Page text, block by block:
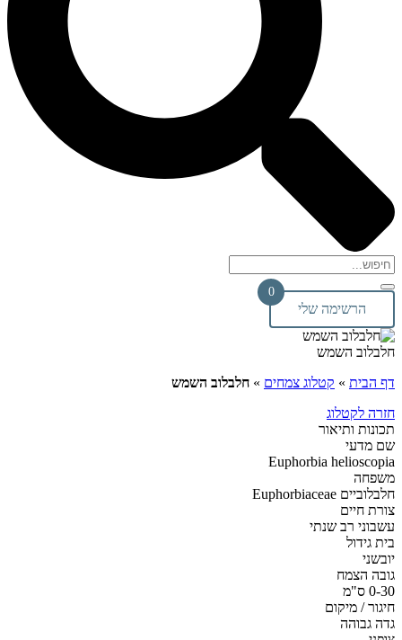
הרשימה שלי
0
חלבלוב השמש
דף הבית » קטלוג צמחים » חלבלוב השמש
חזרה לקטלוג
תכונות ותיאור
שם מדעי
Euphorbia helioscopia
משפחה
חלבלוביים Euphorbiaceae
צורת חיים
עשבוני רב שנתי
בית גידול
יובשני
גובה הצמח
0-30 ס"מ
חיגור / מיקום
גדה גבוהה